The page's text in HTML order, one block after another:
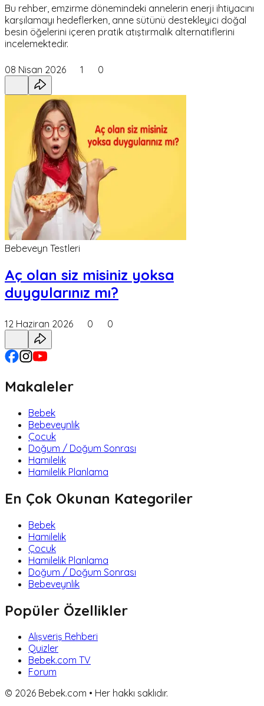
Bu rehber, emzirme dönemindeki annelerin enerji ihtiyacını
karşılamayı hedeflerken, anne sütünü destekleyici doğal
besin öğelerini içeren pratik atıştırmalık alternatiflerini
incelemektedir.
08 Nisan 2026 1 0
Bebeveyn Testleri
Aç olan siz misiniz yoksa
duygularınız mı?
12 Haziran 2026 0 0
Makaleler
Bebek
Bebeveynlik
Çocuk
Doğum / Doğum Sonrası
Hamilelik
Hamilelik Planlama
En Çok Okunan Kategoriler
Bebek
Hamilelik
Çocuk
Hamilelik Planlama
Doğum / Doğum Sonrası
Bebeveynlik
Popüler Özellikler
Alışveriş Rehberi
Quizler
Bebek.com TV
Forum
© 2026 Bebek.com • Her hakkı saklıdır.